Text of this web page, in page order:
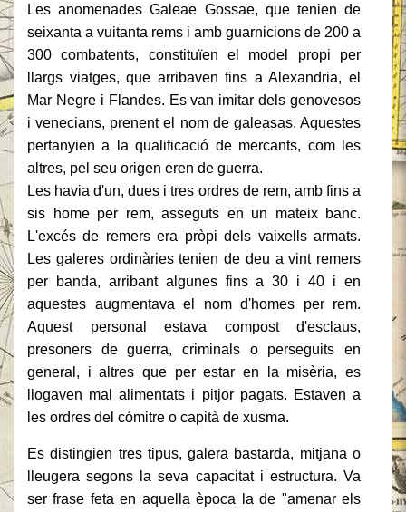
Les anomenades Galeae Gossae, que tenien de
seixanta a vuitanta rems i amb guarnicions de 200 a
300 combatents, constituïen el model propi per
llargs viatges, que arribaven fins a Alexandria, el
Mar Negre i Flandes. Es van imitar dels genovesos
i venecians, prenent el nom de galeasas. Aquestes
pertanyien a la qualificació de mercants, com les
altres, pel seu origen eren de guerra.
Les havia d'un, dues i tres ordres de rem, amb fins a
sis home per rem, asseguts en un mateix banc.
L'excés de remers era pròpi dels vaixells armats.
Les galeres ordinàries tenien de deu a vint remers
per banda, arribant algunes fins a 30 i 40 i en
aquestes augmentava el nom d'homes per rem.
Aquest personal estava compost d'esclaus,
presoners de guerra, criminals o perseguits en
general, i altres que per estar en la misèria, es
llogaven mal alimentats i pitjor pagats. Estaven a
les ordres del cómitre o capità de xusma.
Es distingien tres tipus, galera bastarda, mitjana o
lleugera segons la seva capacitat i estructura. Va
ser frase feta en aquella època la de "amenar els